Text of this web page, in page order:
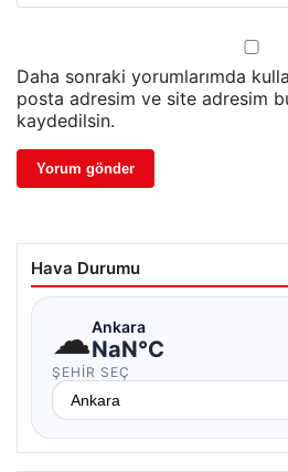
Daha sonraki yorumlarımda
posta adresim ve site adresim
kaydedilsin.
Hava Durumu
☁Ankara
NaN°C
ŞEHIR SEÇ